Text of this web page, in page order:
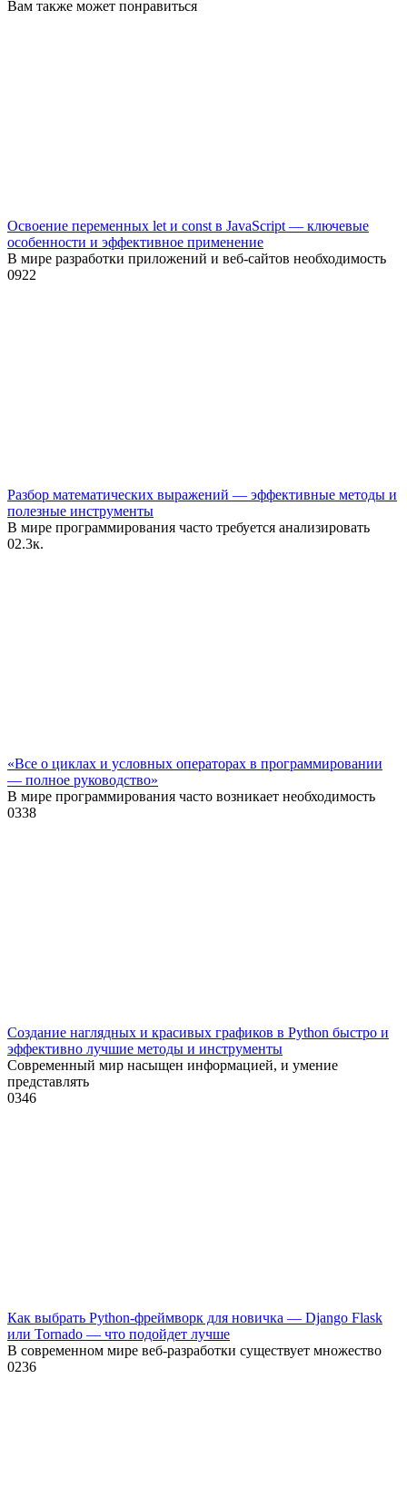
Вам также может понравиться
Освоение переменных let и const в JavaScript — ключевые
особенности и эффективное применение
В мире разработки приложений и веб-сайтов необходимость
0922
Разбор математических выражений — эффективные методы и
полезные инструменты
В мире программирования часто требуется анализировать
02.3к.
«Все о циклах и условных операторах в программировании
— полное руководство»
В мире программирования часто возникает необходимость
0338
Создание наглядных и красивых графиков в Python быстро и
эффективно лучшие методы и инструменты
Современный мир насыщен информацией, и умение
представлять
0346
Как выбрать Python-фреймворк для новичка — Django Flask
или Tornado — что подойдет лучше
В современном мире веб-разработки существует множество
0236